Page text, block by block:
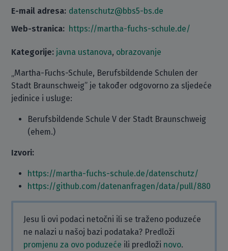
E-mail adresa: datenschutz@bbs5-bs.de
Web-stranica: https://martha-fuchs-schule.de/
Kategorije: javna ustanova, obrazovanje
„Martha-Fuchs-Schule, Berufsbildende Schulen der
Stadt Braunschweig” je također odgovorno za sljedeće
jedinice i usluge:
Berufsbildende Schule V der Stadt Braunschweig
(ehem.)
Izvori:
https://martha-fuchs-schule.de/datenschutz/
https://github.com/datenanfragen/data/pull/880
Jesu li ovi podaci netočni ili se traženo poduzeće
ne nalazi u našoj bazi podataka? Predloži
promjenu za ovo poduzeće ili predloži novo.